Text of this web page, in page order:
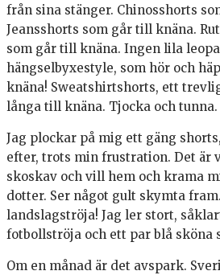
från sina stänger. Chinosshorts
Jeansshorts som går till knäna.
som går till knäna. Ingen lila
hängselbyxestyle, som hör och
knäna! Sweatshirtshorts, ett
långa till knäna. Tjocka och tunna.
Jag plockar på mig ett gäng
efter, trots min frustration. Det är
skoskav och vill hem och krama
dotter. Ser något gult skymta
landslagströja! Jag ler stort,
fotbollströja och ett par blå sköna
Om en månad är det avspark.